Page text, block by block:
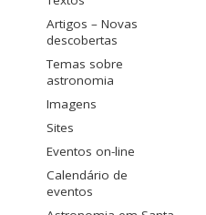
Artigos – Novas
descobertas
Temas sobre
astronomia
Imagens
Sites
Eventos on-line
Calendário de
eventos